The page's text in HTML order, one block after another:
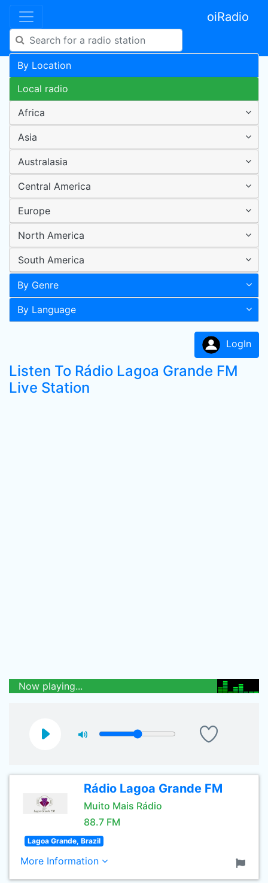
oiRadio
By Location
Local radio
Africa
Asia
Australasia
Central America
Europe
North America
South America
By Genre
By Language
LogIn
Listen To Rádio Lagoa Grande FM
Live Station
Now playing...
Rádio Lagoa Grande FM
Muito Mais Rádio
88.7 FM
Lagoa Grande, Brazil
More Information